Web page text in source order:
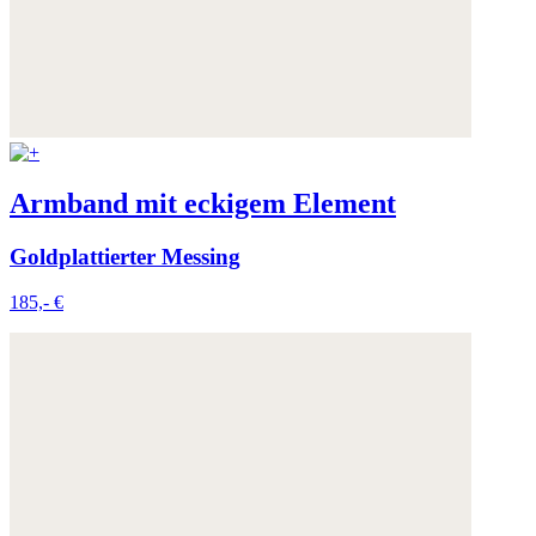
Armband mit eckigem Element
Goldplattierter Messing
185,- €